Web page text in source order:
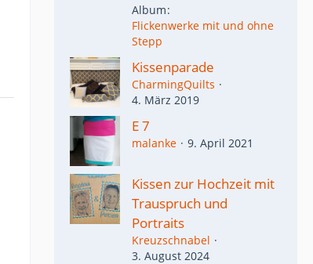
Album
Flickenwerke mit und ohne
Stepp
Kissenparade
CharmingQuilts
4. März 2019
E 7
malanke 9. April 2021
Kissen zur Hochzeit mit
Trauspruch und
Portraits
Kreuzschnabel
3. August 2024